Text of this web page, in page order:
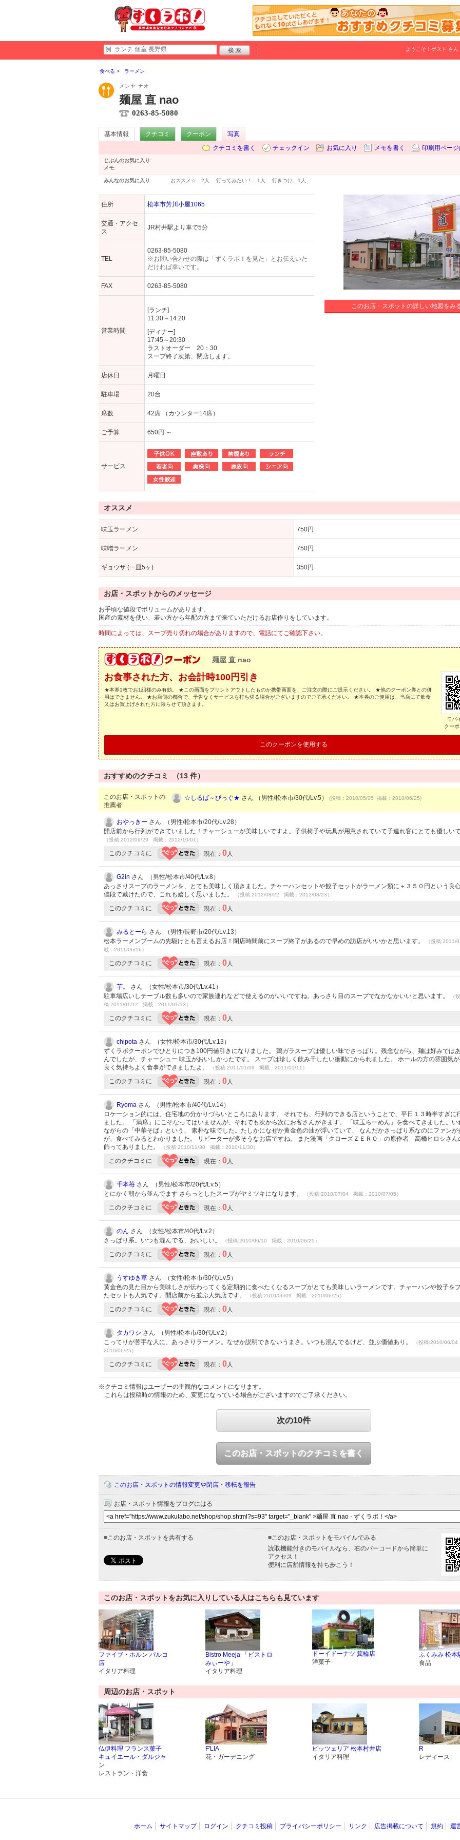
ようこそ！ ゲスト さん
食べる ラーメン
メンヤ ナオ
麺屋 直 nao
0263-85-5080
基本情報 クチコミ クーポン
写真
クチコミを書く
チェックイン お気に入り メモを書く 印刷用ページ
じぶんのお気に入り:
メモ:
みんなのお気に入り: おススメ☆… 2人 行ってみたい！… 1人 行きつけ… 1人
住所 松本市芳川小屋1065
交通・アクセ
ス
JR村井駅より車で5分
TEL
0263-85-5080
※お問い合わせの際は「ずくラボ！を見た」とお伝えいた
だければ幸いです。
FAX 0263-85-5080
営業時間
[ランチ]
11:30～14:20
[ディナー]
17:45～20:30
ラストオーダー 20：30
スープ終了次第、閉店します。
店休日 月曜日
駐車場 20台
席数 42席 （カウンター14席）
ご予算 650円 ～
サービス
このお店・スポットの詳しい地図をみ
オススメ
味玉ラーメン 750円
味噌ラーメン 750円
ギョウザ (一皿5ヶ) 350円
お店・スポットからのメッセージ
お手頃な値段でボリュームがあります。
国産の素材を使い、若い方から年配の方まで来ていただけるお店作りをしています。
時間によっては、スープ売り切れの場合がありますので、電話にてご確認下さい。
麺屋 直 nao
お食事された方、お会計時100円引き
★本券1枚でお1組様のみ有効。 ★この画面をプリントアウトしたものか携帯画面を、ご注文の際にご提示ください。 ★他のクーポン券との併
用はできません。 ★お店側の都合で、予告なくサービスを打ち切る場合がございますのでご了承ください。 ★本券のご使用は、当店にて飲食
又はお買上げされた方に限らせて頂きます。
モバ
クー
このクーポンを使用する
おすすめのクチコミ （13 件）
このお店・スポットの
推薦者
☆しるば～ぴっぐ★ さん （男性/松本市/30代/Lv.5） (投稿：2010/05/05 掲載：2010/06/25)
おやっきー さん （男性/松本市/20代/Lv.28）
開店前から行列ができていました！チャーシューが美味しいですよ。子供椅子や玩具が用意されていて子連れ客にとても優しいで
（投稿:2012/09/29 掲載：2012/10/01）
このクチコミに 現在： 0人
G2in さん （男性/松本市/40代/Lv.8）
あっさりスープのラーメンを、とても美味しく頂きました。チャーハンセットや餃子セットがラーメン類に＋３５０円という良
値段で戴けたので、これも嬉しく思いました。
（投稿:2012/08/22 掲載：2012/08/23）
このクチコミに 現在： 0人
みるとーら さん （男性/長野市/20代/Lv.13）
松本ラーメンブームの先駆けとも言えるお店！閉店時間前にスープ終了があるので早めの訪店がいいかと思います。
（投稿
載：2011/06/16）
このクチコミに 現在： 0人
芋。
さん （女性/松本市/30代/Lv.41）
駐車場広いしテーブル数も多いので家族連れなどで使えるのがいいですね。あっさり目のスープでなかなかいいと思います。
（投
稿:2011/01/12 掲載：2011/01/13）
このクチコミに 現在： 0人
chipota さん （女性/松本市/30代/Lv.13）
ずくラボクーポンでひとりにつき100円値引きになりました。 鶏ガラスープは優しい味でさっぱり。残念ながら、麺は好みでは
んでしたが、チャーシュー 味玉がおいしかったです。 スープは珍しく飲み干したい衝動にかられました。 ホールの方の雰囲気が
良く気持ちよく食事ができましたよ。
（投稿:2011/01/09 掲載：2011/01/11）
このクチコミに 現在： 0人
Ryoma さん （男性/松本市/40代/Lv.14）
ロケーション的には、住宅地の分かりづらいところにあります。 それでも、行列のできる店ということで、平日１３時半すぎに
ました。 「満席」にこそなってはいませんが、それでも次から次にお客さんがきます。 「味玉らーめん」を食べてきました。い
ながらの「中華そば」という、 素朴な味でした。たしかになぜか黄金色の油が浮いていて、 なんだかさっぱり系なのにファンが
が、食べてみるとわかりました。 リピーターが多そうなお店ですね。 また漫画「クローズＺＥＲＯ」の原作者 高橋ヒロシさん
飾ってありました。
（投稿:2010/11/30 掲載：2010/11/30）
このクチコミに 現在： 0人
千本苺 さん （男性/松本市/20代/Lv.5）
とにかく朝から並んでます さらっとしたスープがヤミツキになります。
（投稿:2010/07/04 掲載：2010/07/05）
このクチコミに 現在： 0人
のん さん （女性/松本市/40代/Lv.2）
さっぱり系。いつも混んでる、おいしい。
（投稿:2010/06/10 掲載：2010/06/25）
このクチコミに 現在： 0人
うすゆき草 さん （女性/松本市/30代/Lv.5）
黄金色の見た目から美味しさが伝わってくる定期的に食べたくなるスープがとても美味しいラーメンです。チャーハンや餃子を
たセットも人気です。開店前から並ぶ人気店です。
（投稿:2010/06/09 掲載：2010/06/25）
このクチコミに 現在： 0人
タカワシ さん （男性/松本市/30代/Lv.2）
こってりが苦手な人に、あっさりラーメン。なぜか説明できないうまさ。いつも混んでるけど、並ぶ価値あり。
（投稿:2010/06/04
2010/06/25）
このクチコミに 現在： 0人
※クチコミ情報はユーザーの主観的なコメントになります。
これらは投稿時の情報のため、変更になっている場合がございますのでご了承ください。
次の10件
このお店・スポットのクチコミを書く
このお店・スポットの情報変更や閉店・移転を報告
お店・スポット情報をブログにはる
■このお店・スポットを共有する ■このお店・スポットをモバイルでみる
読取機能付きのモバイルなら、右のバーコードから簡単に
アクセス！
便利に店舗情報を持ち歩こう！
このお店・スポットをお気に入りしている人はこちらも見ています
ファイブ・ホルン パルコ
店
イタリア料理
Bistro Meeja 「ビストロ
みぃーや」
イタリア料理
ドーイドーナツ 箕輪店
洋菓子
ふくみみ 松本
食品
周辺のお店・スポット
仏伊料理 フランス菓子
キュイエール・ダルジャ
ン
レストラン・洋食
F'LIA
花・ガーデニング
ピッツェリア 松本村井店
イタリア料理
R
レディース
ホーム サイトマップ ログイン クチコミ投稿 プライバシーポリシー リンク 広告掲載について 規約 運